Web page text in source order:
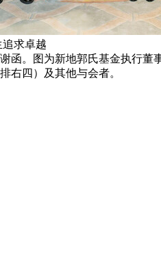
求卓越
函。图为新地郭氏基金执行
右四）及其他与会者。